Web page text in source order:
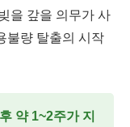
을 갚을 의무가 사
불량 탈출의 시작
약 1~2주가 지